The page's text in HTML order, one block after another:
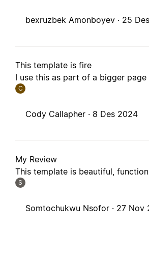
bexruzbek Amonboyev · 25
This template is fire
I use this as part of a bigger
C
Cody Callapher · 8 Des 2024
My Review
This template is beautiful,
S
Somtochukwu Nsofor · 27 Nov